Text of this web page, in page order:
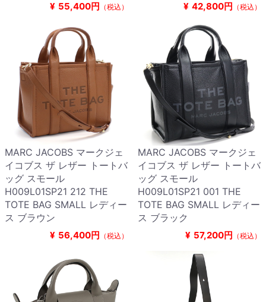
¥ 55,400円 （税込） ¥ 42,800円 （税込）
MARC JACOBS マークジェ
イコブス ザ レザー トートバ
ッグ スモール
H009L01SP21 212 THE
TOTE BAG SMALL レディー
ス ブラウン
¥ 56,400円 （税込）
MARC JACOBS マークジェ
イコブス ザ レザー トートバ
ッグ スモール
H009L01SP21 001 THE
TOTE BAG SMALL レディー
ス ブラック
¥ 57,200円 （税込）